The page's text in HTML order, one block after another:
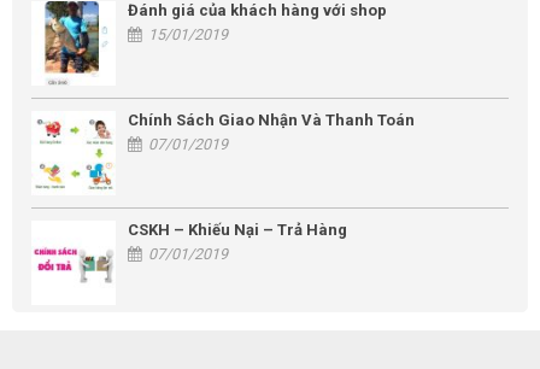
Đánh giá của khách hàng với shop
15/01/2019
Chính Sách Giao Nhận Và Thanh Toán
07/01/2019
CSKH – Khiếu Nại – Trả Hàng
07/01/2019